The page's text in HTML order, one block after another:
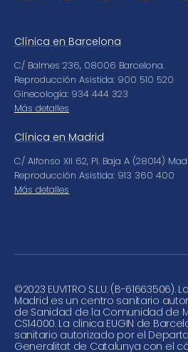
Clínica en Barcelona
C/ Balmes 236, 08006 Barcelona.
Reproducción Asistida: 900 510 520
Ginecología: 934 444 323
Más detalles
Clínica en Madrid
C/ Alfonso XII 62, Pl. Baja A (28014)
Reproducción Asistida: 913 360 400
Más detalles
©2023 EUVITRO S.L.U. (B-61663506).
Madrid es un centro sanitario
de Sanidad de la Comunidad de
CS14000. La clínica EUGIN de
sanitario autorizado por el
Generalitat de Catalunya con el